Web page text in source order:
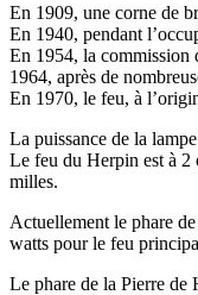
En 1909, une corne de
En 1940, pendant
En 1954, la commission
1964, après de
En 1970, le feu, à
La puissance de la
Le feu du Herpin est à 2
milles.
Actuellement le phare
watts pour le feu
Le phare de la Pierre de